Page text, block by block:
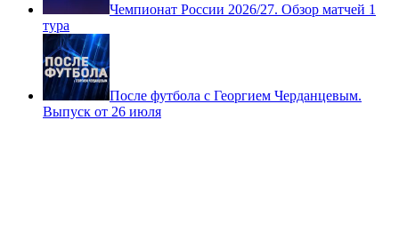
Чемпионат России 2026/27. Обзор матчей 1
тура
После футбола с Георгием Черданцевым.
Выпуск от 26 июля